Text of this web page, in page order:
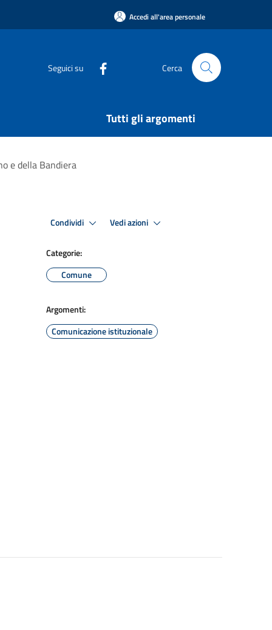
Accedi all'area personale
Seguici su Cerca
Tutti gli argomenti
e della Bandiera
Condividi Vedi azioni
Categorie:
Comune
Argomenti:
Comunicazione istituzionale